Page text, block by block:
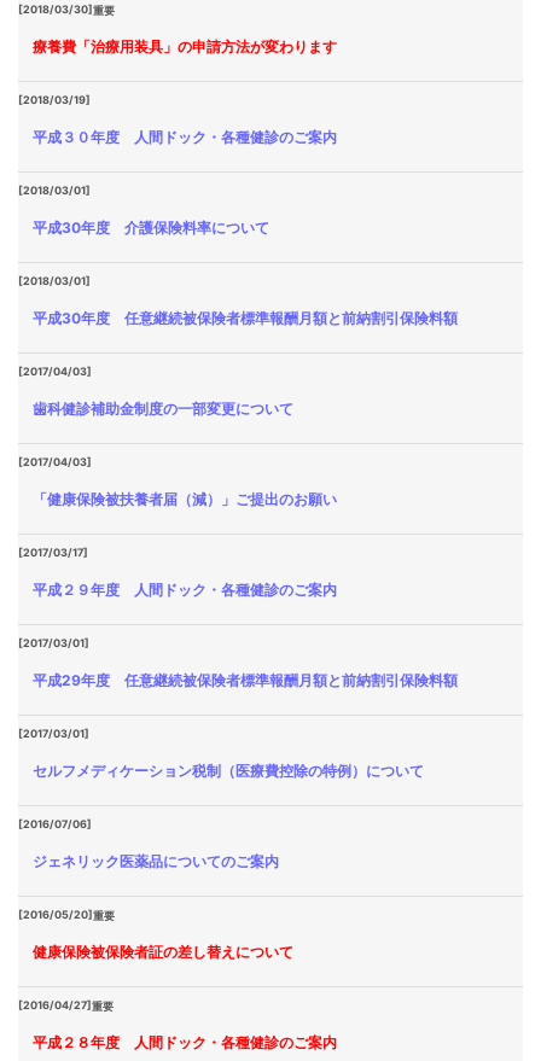
[2018/03/30]重要
療養費「治療用装具」の申請方法が変わります
[2018/03/19]
平成３０年度 人間ドック・各種健診のご案内
[2018/03/01]
平成30年度 介護保険料率について
[2018/03/01]
平成30年度 任意継続被保険者標準報酬月額と前納割引保険料額
[2017/04/03]
歯科健診補助金制度の一部変更について
[2017/04/03]
「健康保険被扶養者届（減）」ご提出のお願い
[2017/03/17]
平成２９年度 人間ドック・各種健診のご案内
[2017/03/01]
平成29年度 任意継続被保険者標準報酬月額と前納割引保険料額
[2017/03/01]
セルフメディケーション税制（医療費控除の特例）について
[2016/07/06]
ジェネリック医薬品についてのご案内
[2016/05/20]重要
健康保険被保険者証の差し替えについて
[2016/04/27]重要
平成２８年度 人間ドック・各種健診のご案内